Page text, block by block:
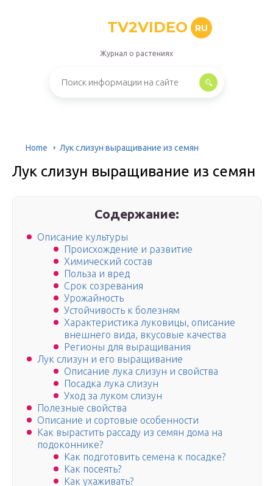
TV2VIDEO RU
Журнал о растениях
Home Лук слизун выращивание из семян
Лук слизун выращивание из семян
Содержание:
Описание культуры
Происхождение и развитие
Химический состав
Польза и вред
Срок созревания
Урожайность
Устойчивость к болезням
Характеристика луковицы, описание
внешнего вида, вкусовые качества
Регионы для выращивания
Лук слизун и его выращивание
Описание лука слизун и свойства
Посадка лука слизун
Уход за луком слизун
Полезные свойства
Описание и сортовые особенности
Как вырастить рассаду из семян дома на
подоконнике?
Как подготовить семена к посадке?
Как посеять?
Как ухаживать?